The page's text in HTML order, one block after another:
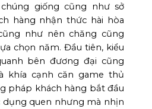
giống cũng như sở
hàng nhận thức hài hòa
như nên chăng cũng
chọn năm. Đầu tiên, kiểu
bên đương đại cũng
khía cạnh căn game thủ
pháp khách hàng bắt đầu
dụng quen nhưng mà nhịn